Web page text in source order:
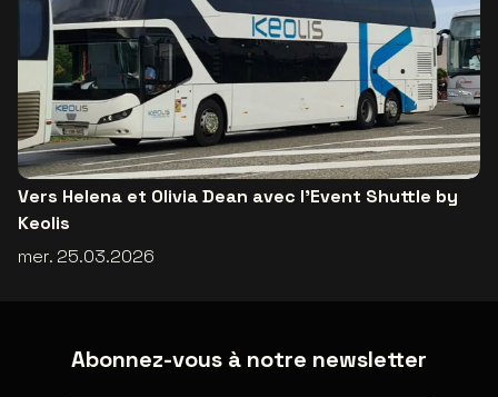
Vers Helena et Olivia Dean avec l’Event Shuttle by
Keolis
mer. 25.03.2026
Abonnez-vous à notre newsletter